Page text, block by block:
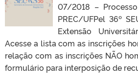
07/2018 –
PREC/UFPel 36º
Extensão
Acesse a lista com as inscrições
relação com as inscrições NÃO
formulário para interposição de